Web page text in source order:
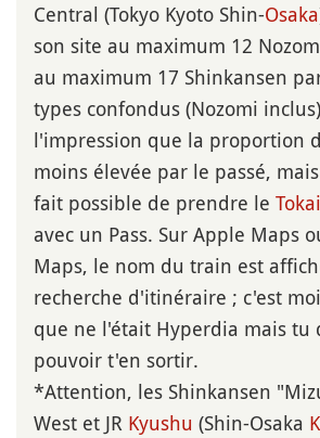
Central (Tokyo Kyoto Shin-Osaka
son site au maximum 12
au maximum 17 Shinkansen
types confondus (Nozomi
l'impression que la proportion
moins élevée par le passé,
fait possible de prendre le
avec un Pass. Sur Apple Maps
Maps, le nom du train est
recherche d'itinéraire ; c'est
que ne l'était Hyperdia mais tu
pouvoir t'en sortir.
*Attention, les Shinkansen
West et JR Kyushu (Shin-Osaka